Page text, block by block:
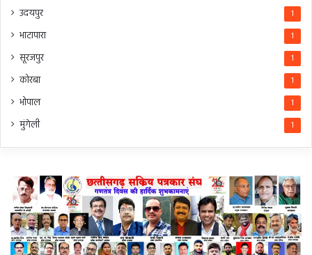
उदयपुर 1
भाटापारा 1
सूरजपुर 1
कोरबा 1
भोपाल 1
मुंगेली 1